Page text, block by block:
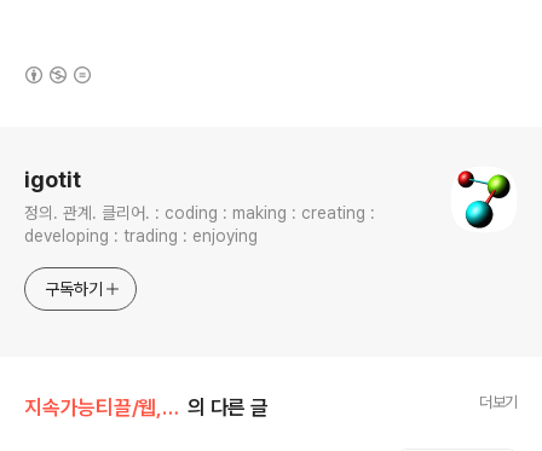
igotit
정의. 관계. 클리어. : coding : making : creating :
developing : trading : enjoying
구독하기
지속가능티끌/웹,워드프레스 의 다른 글 더보기